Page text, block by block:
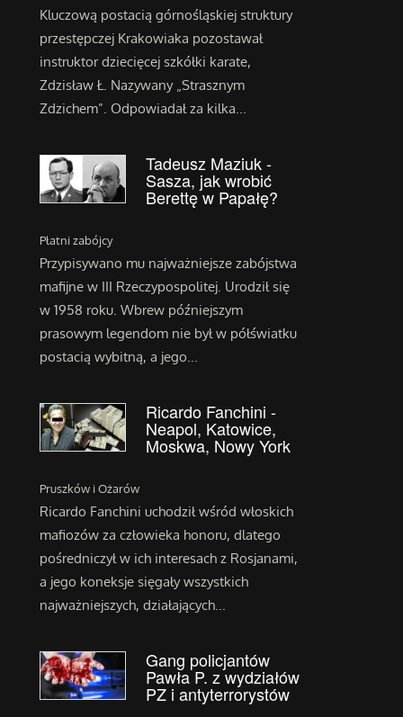
Kluczową postacią górnośląskiej struktury
przestępczej Krakowiaka pozostawał
instruktor dziecięcej szkółki karate,
Zdzisław Ł. Nazywany „Strasznym
Zdzichem”. Odpowiadał za kilka...
Tadeusz Maziuk -
Sasza, jak wrobić
Berettę w Papałę?
Płatni zabójcy
Przypisywano mu najważniejsze zabójstwa
mafijne w III Rzeczypospolitej. Urodził się
w 1958 roku. Wbrew późniejszym
prasowym legendom nie był w półświatku
postacią wybitną, a jego...
Ricardo Fanchini -
Neapol, Katowice,
Moskwa, Nowy York
Pruszków i Ożarów
Ricardo Fanchini uchodził wśród włoskich
mafiozów za człowieka honoru, dlatego
pośredniczył w ich interesach z Rosjanami,
a jego koneksje sięgały wszystkich
najważniejszych, działających...
Gang policjantów
Pawła P. z wydziałów
PZ i antyterrorystów